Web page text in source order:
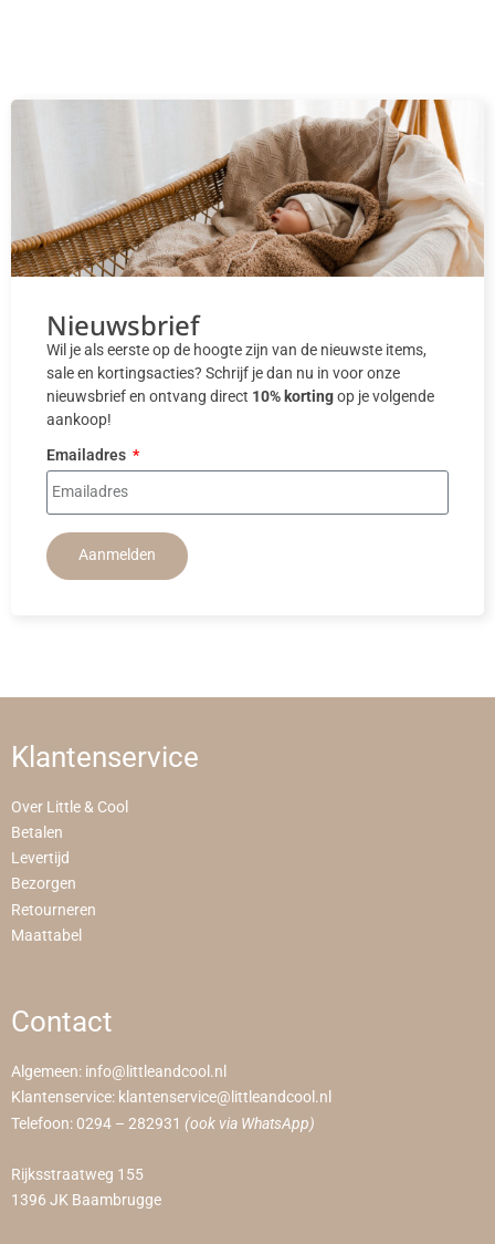
Nieuwsbrief
Wil je als eerste op de hoogte zijn van de nieuwste items,
sale en kortingsacties? Schrijf je dan nu in voor onze
nieuwsbrief en ontvang direct 10% kortingop je volgende
aankoop!
Emailadres
Aanmelden
Klantenservice
Over Little & Cool
Betalen
Levertijd
Bezorgen
Retourneren
Maattabel
Contact
Algemeen: info@littleandcool.nl
Klantenservice: klantenservice@littleandcool.nl
Telefoon: 0294 – 282931 (ook via WhatsApp)
Rijksstraatweg 155
1396 JK Baambrugge